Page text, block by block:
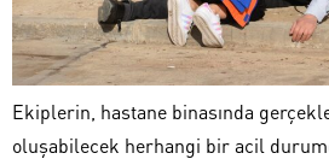
Ekiplerin, hastane binasında
oluşabilecek herhangi bir acil